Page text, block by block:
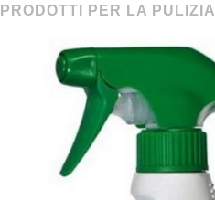
PRODOTTI PER LA PULIZIA